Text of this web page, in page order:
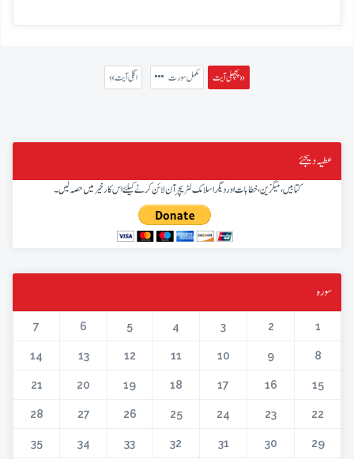
پچھلی آیت » مکمل سورت « اگلی آیت
عطیہ دیجئے
کتابیں، میگزین، خطابات اور دیگر اسلامک لٹریچر آن لائن کرنے کیلئے اس کار خیر میں حصہ لیں۔
سورہ
1
2
3
4
5
6
7
8
9
10
11
12
13
14
15
16
17
18
19
20
21
22
23
24
25
26
27
28
29
30
31
32
33
34
35